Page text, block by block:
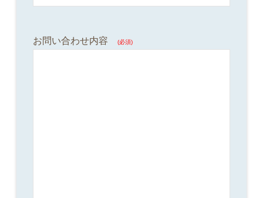
お問い合わせ内容 (必須)